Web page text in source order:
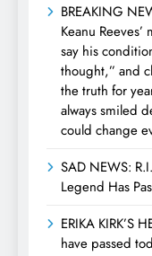
BREAKING
Keanu
say his
thought,” and
the truth for
always smiled
could change
SAD NEWS:
Legend Has
ERIKA KIRK’S
have passed